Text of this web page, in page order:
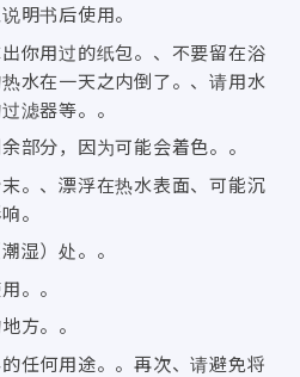
明书后使用。
你用过的纸包。、不要留在浴
水在一天之内倒了。、请用水
滤器等。。
部分，因为可能会着色。。
。、漂浮在热水表面、可能沉
。
湿）处。。
。。
方。。
任何用途。。再次、请避免将